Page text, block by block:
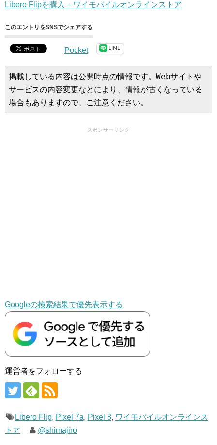
Libero Flipを購入 – ワイモバイルオンラインストア
このエントリをSNSでシェアする
Pocket LINE
掲載している内容は公開時点の情報です。Webサイトや
サービスの内容変更などにより、情報が古くなっている
場合もありますので、ご注意ください。
スポンサーリンク
Googleの検索結果で優先表示する
運営者をフォローする
Libero Flip, Pixel 7a, Pixel 8, ワイモバイルオンラインス
トア
@shimajiro